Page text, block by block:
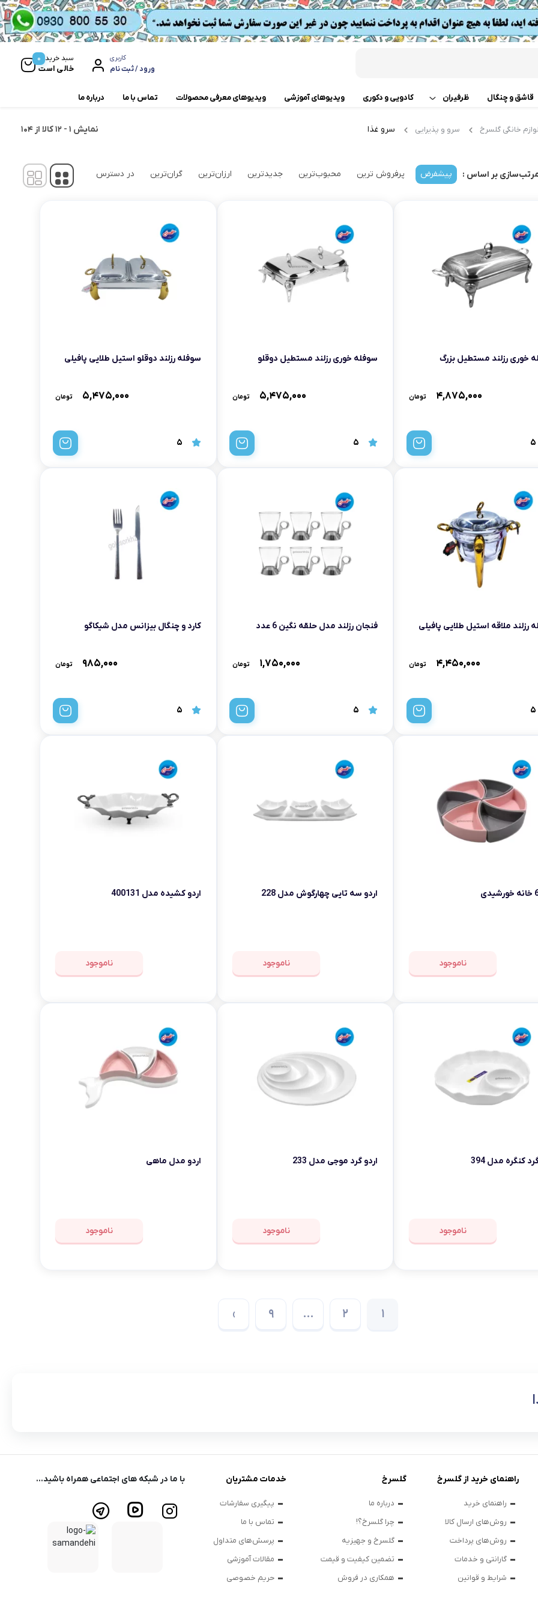
کاربری
ورود / ثبت نام
سبد خرید
خالی است
0
خردکن
برقی
قاشق و چنگال ظرفیران
قابلمه
تابه فر
شیرجوش
درب پیرکس
کادویی و دکوری ویدیوهای آموزشی ویدیوهای معرفی محصولات تماس با ما درباره ما
خانگی گلسرخ سرو و پذیرایی سرو غذا نمایش 1
-
12کالا از 104
بر اساس : پیشفرض پرفروش ترین محبوب‌ترین جدیدترین ارزان‌ترین گران‌ترین در دسترس
خوری رزلند مستطیل بزرگ
۴,۸۷۵,۰۰۰ تومان
5
سوفله خوری رزلند مستطیل دوقلو
۵,۴۷۵,۰۰۰ تومان
5
سوفله رزلند دوقلو استیل طلایی پافیلی
۵,۴۷۵,۰۰۰ تومان
5
رزلند ملاقه استیل طلایی پافیلی
۴,۴۵۰,۰۰۰ تومان
5
فنجان رزلند مدل حلقه نگین 6 عدد
۱,۷۵۰,۰۰۰ تومان
5
کارد و چنگال بیزانس مدل شیکاگو
۹۸۵,۰۰۰ تومان
5
ناموجود
اردو سه تایی چهارگوش مدل 228
ناموجود
اردو کشیده مدل 400131
ناموجود
کنگره مدل 394
ناموجود
اردو گرد موجی مدل 233
ناموجود
اردو مدل ماهی
ناموجود
1
2
…
9
›
راهنمای خرید از گلسرخ
راهنمای خرید
روش‌های ارسال کالا
روش‌های پرداخت
گارانتی و خدمات
شرایط و قوانین
گلسرخ
درباره ما
چرا گلسرخ؟!
گلسرخ و جهیزیه
تضمین کیفیت و قیمت
همکاری در فروش
خدمات مشتریان
پیگیری سفارشات
تماس با ما
پرسش‌های متداول
مقالات آموزشی
حریم خصوصی
با ما در شبکه های اجتماعی همراه باشید...